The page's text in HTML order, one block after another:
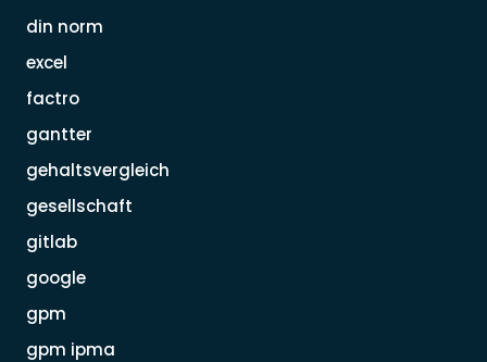
din norm
excel
factro
gantter
gehaltsvergleich
gesellschaft
gitlab
google
gpm
gpm ipma